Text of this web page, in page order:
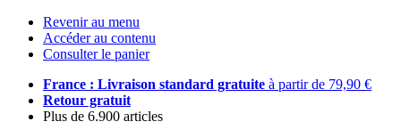
Revenir au menu
Accéder au contenu
Consulter le panier
France : Livraison standard gratuite à partir de 79,90 €
Retour gratuit
Plus de 6.900 articles